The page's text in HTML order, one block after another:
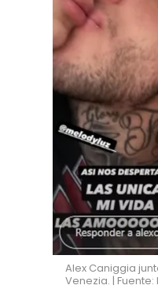
Alex Caniggia
Venezia. |